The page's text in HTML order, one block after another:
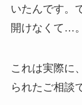
いたんです。
開けなくて…
これは実際に、
られたご相談